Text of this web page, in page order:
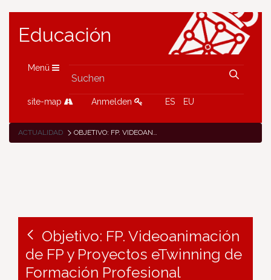
Educación
Menü
site-map Anmelden ES EU
ACTUALIDAD OBJETIVO: FP. VIDEOANIMACIÓN DE FP Y PROYECTOS ETWINNING DE FORMACIÓN PROFESIONAL
Objetivo: FP. Videoanimación
de FP y Proyectos eTwinning de
Formación Profesional